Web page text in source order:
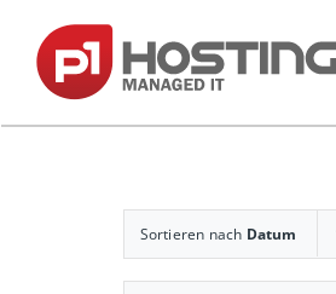
Inhalt
springen
Sortieren nach Datum